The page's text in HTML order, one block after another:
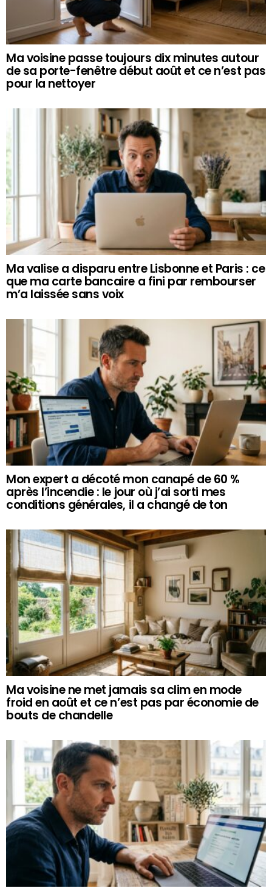
Ma voisine passe toujours dix minutes autour
de sa porte-fenêtre début août et ce n’est pas
pour la nettoyer
Ma valise a disparu entre Lisbonne et Paris : ce
que ma carte bancaire a fini par rembourser
m’a laissée sans voix
Mon expert a décoté mon canapé de 60 %
après l’incendie : le jour où j’ai sorti mes
conditions générales, il a changé de ton
Ma voisine ne met jamais sa clim en mode
froid en août et ce n’est pas par économie de
bouts de chandelle